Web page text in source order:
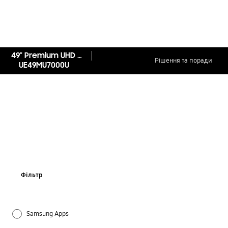
49" Premium UHD 4K Flat Smart TV MU7000 Series 7
UE49MU7000U
Рішення та поради
Фільтр
Samsung Apps